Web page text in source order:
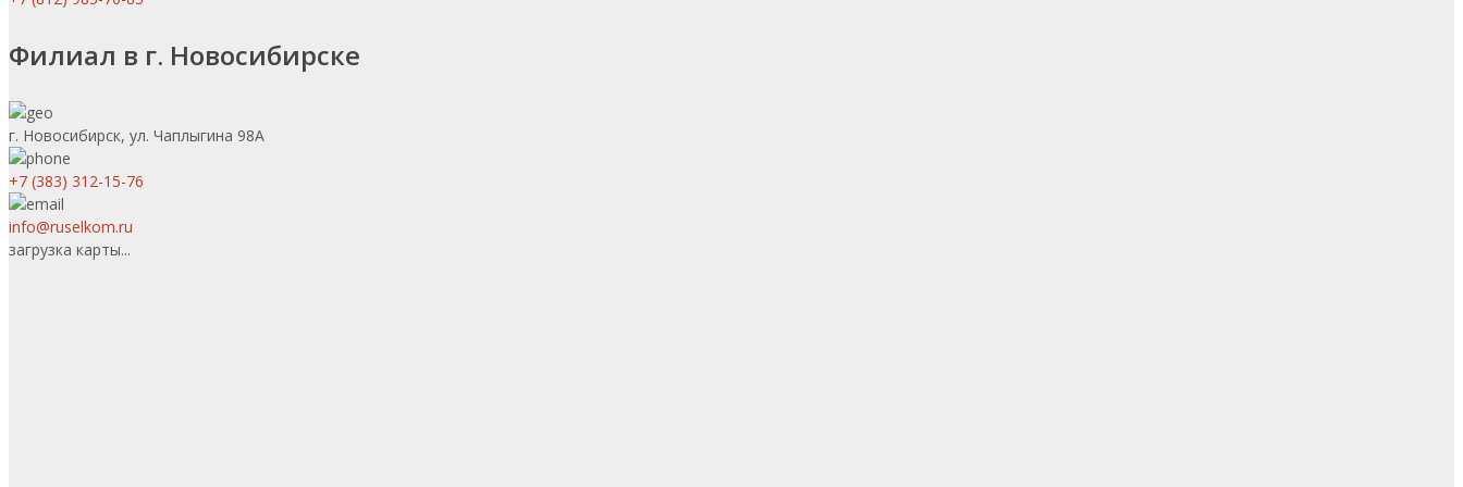
Филиал в г. Новосибирске
г. Новосибирск, ул. Чаплыгина 98А
+7 (383) 312-15-76
info@ruselkom.ru
загрузка карты...